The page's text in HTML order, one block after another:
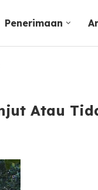
Penerimaan
Atau